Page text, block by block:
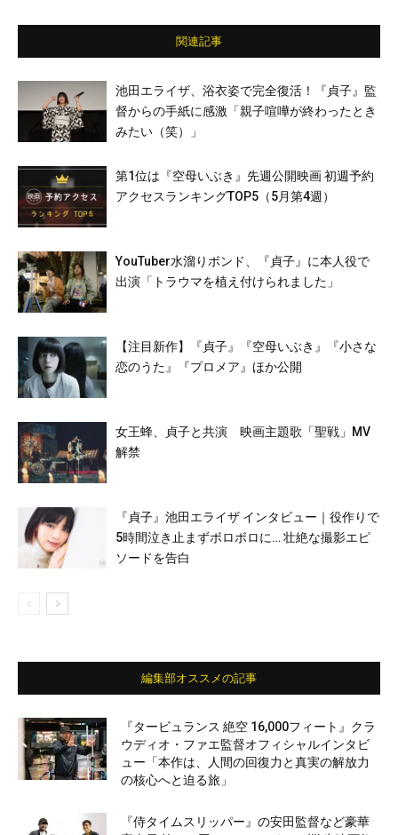
関連記事
池田エライザ、浴衣姿で完全復活！『貞子』監
督からの手紙に感激「親子喧嘩が終わったとき
みたい（笑）」
第1位は『空母いぶき』先週公開映画 初週予約
アクセスランキングTOP5（5月第4週）
YouTuber水溜りボンド、『貞子』に本人役で
出演「トラウマを植え付けられました」
【注目新作】『貞子』『空母いぶき』『小さな
恋のうた』『プロメア』ほか公開
女王蜂、貞子と共演 映画主題歌「聖戦」MV
解禁
『貞子』池田エライザ インタビュー｜役作りで
5時間泣き止まずボロボロに… 壮絶な撮影エピ
ソードを告白
編集部オススメの記事
『タービュランス 絶空 16,000フィート』クラ
ウディオ・ファエ監督オフィシャルインタビ
ュー「本作は、人間の回復力と真実の解放力
の核心へと迫る旅」
『侍タイムスリッパー』の安田監督など豪華